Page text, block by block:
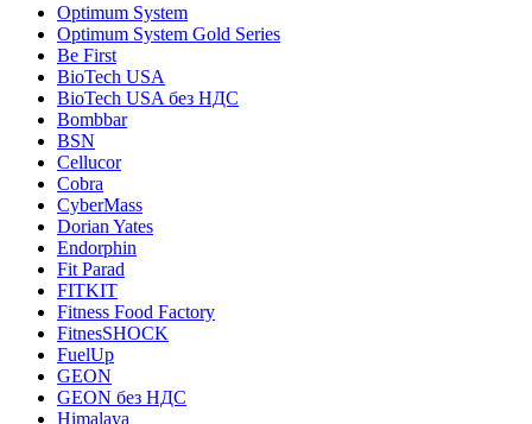
Optimum System
Optimum System Gold Series
Be First
BioTech USA
BioTech USA без НДС
Bombbar
BSN
Cellucor
Cobra
CyberMass
Dorian Yates
Endorphin
Fit Parad
FITKIT
Fitness Food Factory
FitnesSHOCK
FuelUp
GEON
GEON без НДС
Himalaya